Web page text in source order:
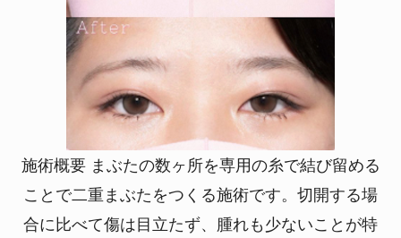
施術概要 まぶたの数ヶ所を専用の糸で結び留める
ことで二重まぶたをつくる施術です。切開する場
合に比べて傷は目立たず、腫れも少ないことが特